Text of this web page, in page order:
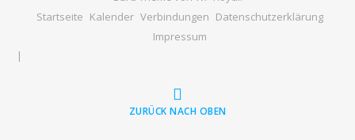
Startseite Kalender Verbindungen Datenschutzerklärung
Impressum
ZURÜCK NACH OBEN